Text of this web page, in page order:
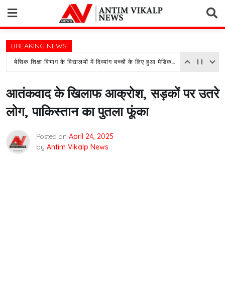
content
BREAKING NEWS
बेसिक शिक्षा विभाग के विद्यालयों में दिव्यांग बच्चों के लिए हुआ मेडिकल असेसमेंट कैम्प का आयोजन
आतंकवाद के खिलाफ आक्रोश, सड़कों पर उतरे
लोग, पाकिस्तान का पुतला फूंका
Posted on April 24, 2025
by Antim Vikalp News